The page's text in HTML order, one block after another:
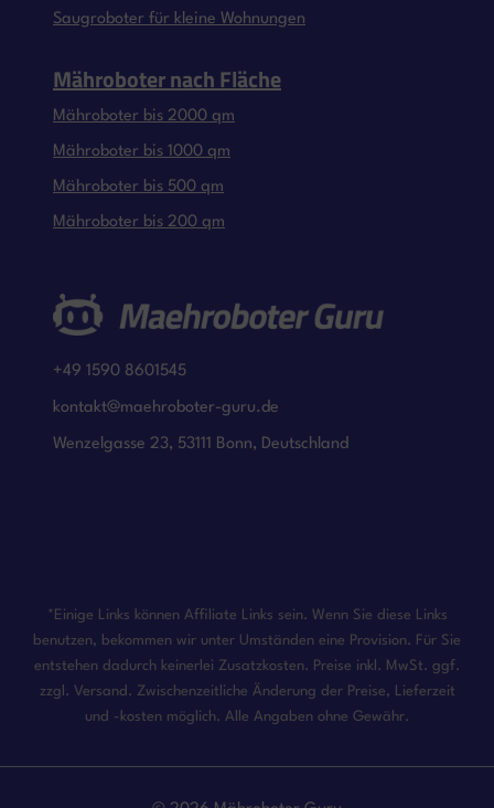
Saugroboter für kleine Wohnungen
Mähroboter nach Fläche
Mähroboter bis 2000 qm
Mähroboter bis 1000 qm
Mähroboter bis 500 qm
Mähroboter bis 200 qm
+49 1590 8601545
kontakt@maehroboter-guru.de
Wenzelgasse 23, 53111 Bonn, Deutschland
*Einige Links können Affiliate Links sein. Wenn Sie diese Links
benutzen, bekommen wir unter Umständen eine Provision. Für Sie
entstehen dadurch keinerlei Zusatzkosten. Preise inkl. MwSt. ggf.
zzgl. Versand. Zwischenzeitliche Änderung der Preise, Lieferzeit
und -kosten möglich. Alle Angaben ohne Gewähr.